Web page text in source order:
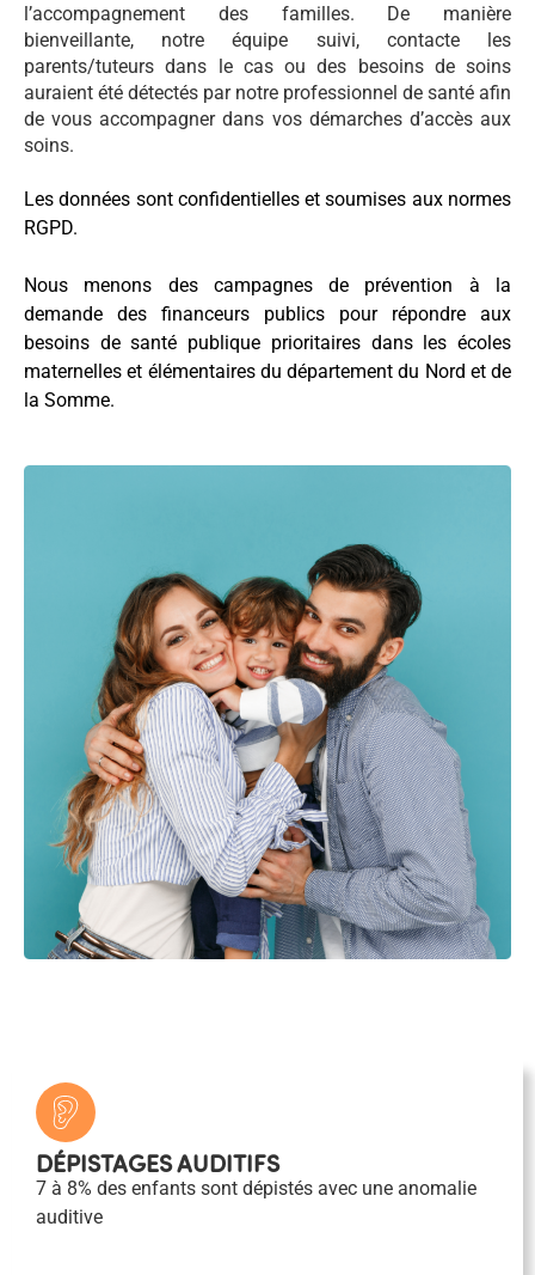
l’accompagnement des familles. De manière
bienveillante, notre équipe suivi, contacte les
parents/tuteurs dans le cas ou des besoins de soins
auraient été détectés par notre professionnel de santé afin
de vous accompagner dans vos démarches d’accès aux
soins.
Les données sont confidentielles et soumises aux normes
RGPD.
Nous menons des campagnes de prévention à la
demande des financeurs publics pour répondre aux
besoins de santé publique prioritaires dans les écoles
maternelles et élémentaires du département du Nord et de
la Somme.
DÉPISTAGES AUDITIFS
7 à 8% des enfants sont dépistés avec une anomalie
auditive